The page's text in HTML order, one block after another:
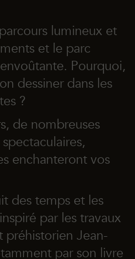
lumineux et
et le parc
Pourquoi,
dessiner dans les
?
de nombreuses
enchanteront vos
des temps et les
par les travaux
préhistorien Jean-
par son livre